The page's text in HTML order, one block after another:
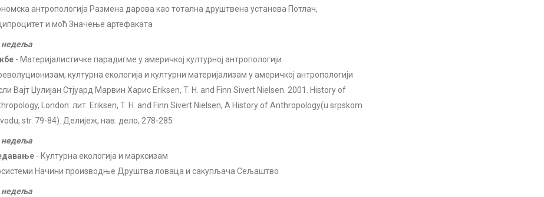
антропологија Размена дарова као тотална друштвена установа Потлач,
и моћ Значење артефаката
недеља
- Материјалистичке парадигме у америчкој културној антропологији
културна екологија и културни материјализам у америчкој антропологији
Вајт Џулијан Стјуард Марвин Харис Eriksen, T. H. and Finn Sivert Nielsen. 2001. History of
London: лит. Eriksen, T. H. and Finn Sivert Nielsen, А History of Anthropology(u srpskom
str. 79-84). Делијеж, нав. дело, 278-285
недеља
- Културна екологија и марксизам
Начини производње Друштва ловаца и сакупљача Сељаштво
недеља